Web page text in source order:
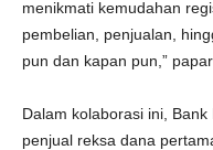
menikmati kemudahan
pembelian, penjualan,
pun dan kapan pun,”
Dalam kolaborasi ini,
penjual reksa dana